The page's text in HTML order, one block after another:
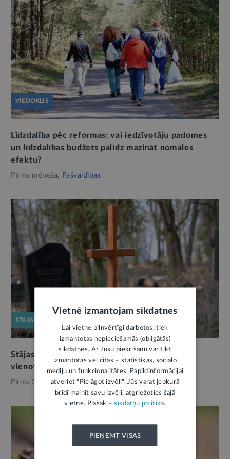
VIEDOKLIS
Līdzdalība pēc reformas: vai iedzīvotāju padomes
un līdzdalības budžets palīdz mazināt nomales
efektu?
Pirms mēneša, Pašvaldības
STĀJAS SPĒKĀ
Stājas spēkā jaunais Kapsētu likums: turpmāk
vienots regulējums visām pašvaldībām
Pirms 3 mēnešiem, Pašvaldības
Vietnē izmantojam sīkdatnes
Lai vietne pilnvērtīgi darbotos, tiek
izmantotas nepieciešamās (obligātās)
sīkdatnes. Ar Jūsu piekrišanu var tikt
izmantotas vēl citas – statistikas, sociālo
mediju un funkcionalitātes. Papildinformācijai
atveriet "Pielāgot izvēli". Jūs varat jebkurā
brīdī mainīt savu izvēli, atgriežoties šajā
vietnē. Plašāk –sīkdatņu politikā.
PIEŅEMT VISAS